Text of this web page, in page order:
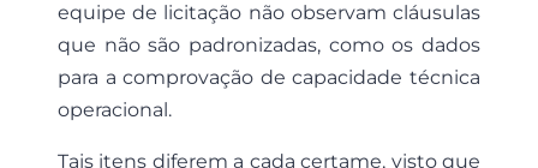
equipe de licitação não observam cláusulas
que não são padronizadas, como os dados
para a comprovação de capacidade técnica
operacional.
Tais itens diferem a cada certame, visto que